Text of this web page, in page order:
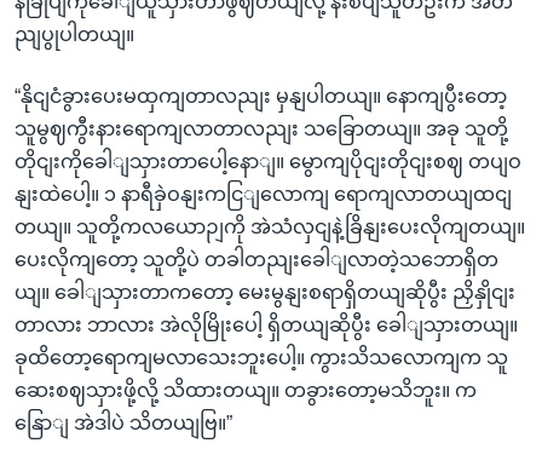
ညျပွုပါတယျ။
“နိုငျငံခွားပေးမထှကျတာလညျး မှနျပါတယျ။ နောကျပွီးတော့
သူမွဈကွီးနားရောကျလာတာလညျး သခြောတယျ။ အခု သူတို့
တိုငျးကိုခေါျသှားတာပေါ့နောျ။ မွောကျပိုငျးတိုငျးစဈ တပျဝ
နျးထဲပေါ့။ ၁ နာရီခှဲဝနျးကငြျလောကျ ရောကျလာတယျထငျ
တယျ။ သူတို့ကလယောဉျကို အဲသံလှငျနဲ့ခြိနျးပေးလိုကျတယျ။
ပေးလိုကျတော့ သူတို့ပဲ တခါတညျးခေါျလာတဲ့သဘောရှိတ
ယျ။ ခေါျသှားတာကတော့ မေးမွနျးစရာရှိတယျဆိုပွီး ညှိနှိုငျး
တာလား ဘာလား အဲလိုမြိုးပေါ့ ရှိတယျဆိုပွီး ခေါျသှားတယျ။
ခုထိတော့ရောကျမလာသေးဘူးပေါ့။ ကွားသိသလောကျက သူ
ဆေးစဈသှားဖို့လို့ သိထားတယျ။ တခွားတော့မသိဘူး။ က
နြောျ အဲဒါပဲ သိတယျဗြ။”